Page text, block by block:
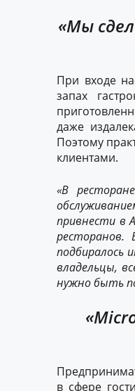
«Мы
При входе
запах
даже
Поэтому
клиентами.
«В
привнести в
ресторанов.
подбиралось
владельцы,
нужнобыть
в сфере